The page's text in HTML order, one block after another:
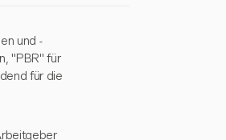
und -
"PBR" für
für die